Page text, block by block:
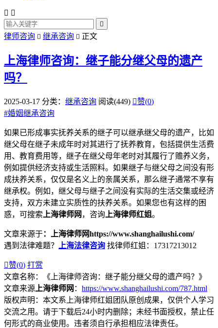
 

律师咨询  继承咨询  正文
上海律师咨询：继子能分继父母的遗产
吗？
2025-03-17 分类： 继承咨询 阅读(449) 赞(0)
#婚姻继承咨询
如果已形成事实抚养关系的继子可以继承继父母的遗产，比如
继父母在继子未成年时对其进行了抚养教育，包括提供生活费
用、教育费用等，继子在继父母年老时对其履行了赡养义务，
例如提供经济支持或生活照料。如果继子与继父母之间没有形
成扶养关系，仅仅是名义上的亲属关系，那么继子通常不享有
继承权。例如，继父母与继子之间没有实际的生活交集或经济
支持，双方未建立实质性的扶养关系。如果您也有这样的困
惑，可搜索 上海律师网 ，咨询 上海律师红姐。
文章来源于：上海律师网https://www.shanghailushi.com/
遇到法律难题？
上海法律咨询 找律师红姐：17317213012
赞(0) 打赏
文章名称：《上海律师咨询：继子能分继父母的遗产吗？》
文章来源 上海律师网 ： https://www.shanghailushi.com/787.html
版权声明：本文系上海律师红姐团队原创成果，仅供个人学习
交流之用。请于下载后24小时内删除；未经书面授权，禁止任
何形式的商业使用。违者须自行承担相应法律责任。